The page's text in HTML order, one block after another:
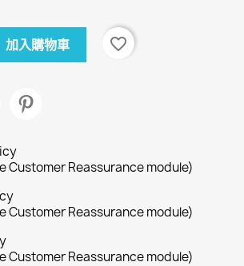
加入購物車 favorite_border
Customer Reassurance module)
Customer Reassurance module)
Customer Reassurance module)